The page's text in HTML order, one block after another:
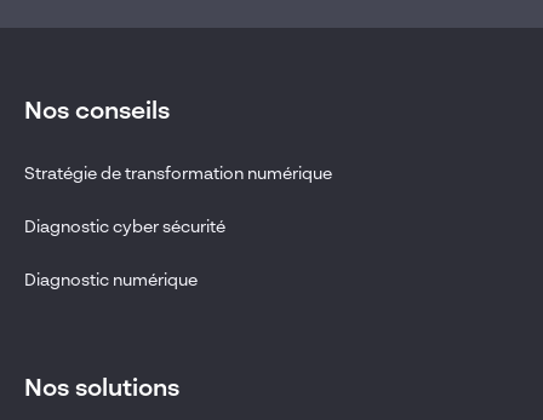
Type d'événements
Journée client
Nos conseils
Stratégie de transformation numérique
Diagnostic cyber sécurité
Diagnostic numérique
Nos solutions